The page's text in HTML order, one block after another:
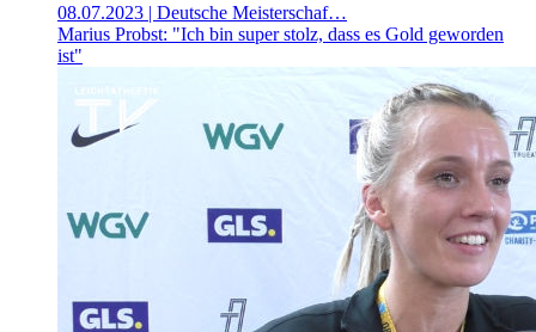
08.07.2023 | Deutsche Meisterschaf…
Marius Probst: "Ich bin super stolz, dass es Gold geworden
ist"